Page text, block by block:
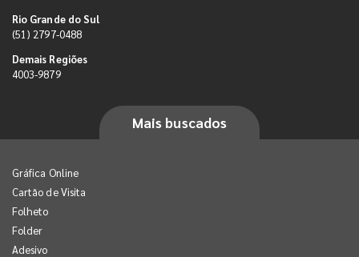
Rio Grande do Sul
(51) 2797-0488
Demais Regiões
4003-9879
Mais buscados
Gráfica Online
Cartão de Visita
Folheto
Folder
Adesivo